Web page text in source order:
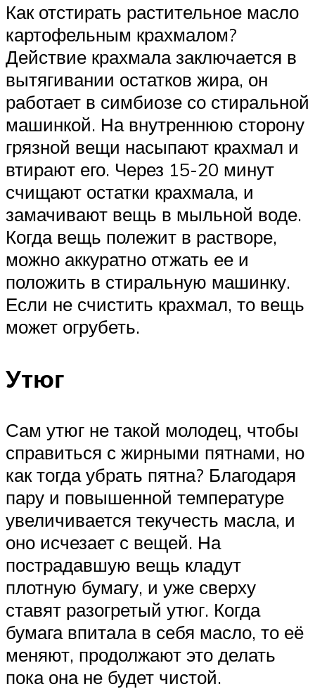
Как отстирать растительное масло
картофельным крахмалом?
Действие крахмала заключается в
вытягивании остатков жира, он
работает в симбиозе со стиральной
машинкой. На внутреннюю сторону
грязной вещи насыпают крахмал и
втирают его. Через 15-20 минут
счищают остатки крахмала, и
замачивают вещь в мыльной воде.
Когда вещь полежит в растворе,
можно аккуратно отжать ее и
положить в стиральную машинку.
Если не счистить крахмал, то вещь
может огрубеть.
Утюг
Сам утюг не такой молодец, чтобы
справиться с жирными пятнами, но
как тогда убрать пятна? Благодаря
пару и повышенной температуре
увеличивается текучесть масла, и
оно исчезает с вещей. На
пострадавшую вещь кладут
плотную бумагу, и уже сверху
ставят разогретый утюг. Когда
бумага впитала в себя масло, то её
меняют, продолжают это делать
пока она не будет чистой.